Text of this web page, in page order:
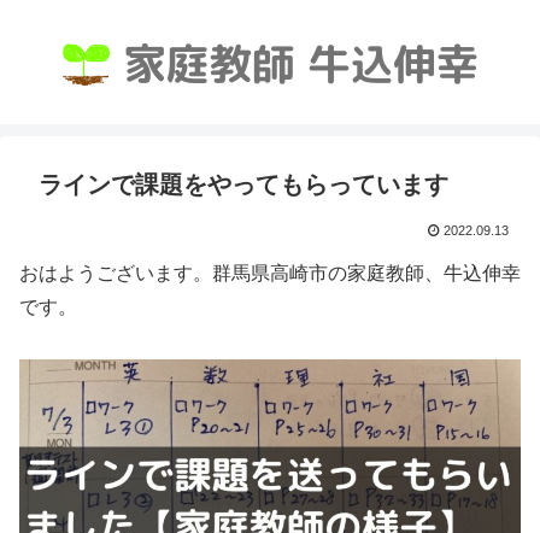
ラインで課題をやってもらっています
2022.09.13
おはようございます。群馬県高崎市の家庭教師、牛込伸幸
です。